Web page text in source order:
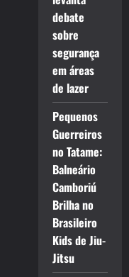
debate
sobre
segurança
em áreas
de lazer
Pequenos
Guerreiros
no Tatame:
Balneário
Camboriú
Brilha no
Brasileiro
Kids de Jiu-
Jitsu